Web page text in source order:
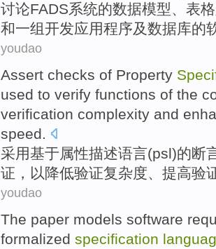
讨论FADS系统的数据模型、 表格
和一组开发应用程序及数据库的
youdao
Assert checks of Property
used to verify functions of the
verification complexity and
speed.
采用基于属性描述语言(psl)的断
证 ， 以降低验证复杂度、 提高验
youdao
The paper models software
formalized specification